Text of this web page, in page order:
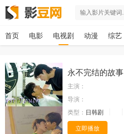
首页 电影 电视剧 动漫 综艺
永不完结的故事
主演：
导演：
类型： 日韩剧
立即播放